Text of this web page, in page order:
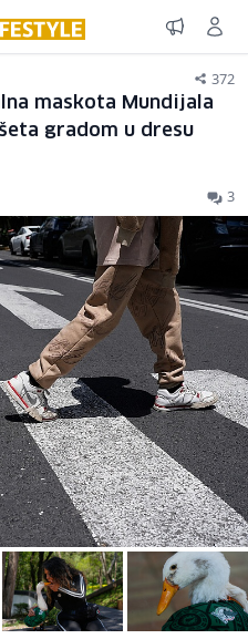
372
maskota Mundijala
gradom u dresu
3